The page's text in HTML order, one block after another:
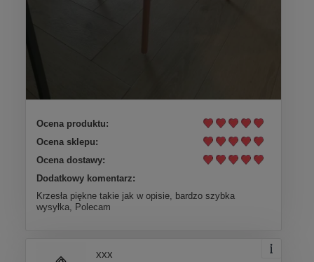
Ocena produktu:
Ocena sklepu:
Ocena dostawy:
Dodatkowy komentarz:
Krzesła piękne takie jak w opisie, bardzo szybka
wysyłka, Polecam
xxx